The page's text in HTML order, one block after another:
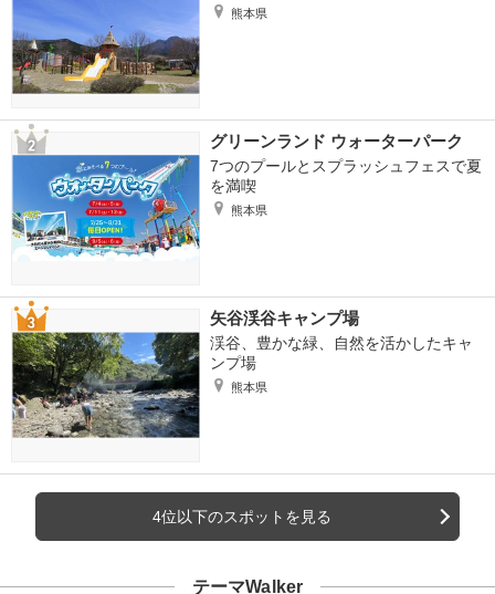
熊本県
グリーンランド ウォーターパーク
7つのプールとスプラッシュフェスで夏
を満喫
熊本県
矢谷渓谷キャンプ場
渓谷、豊かな緑、自然を活かしたキャ
ンプ場
熊本県
4位以下のスポットを見る
テーマWalker